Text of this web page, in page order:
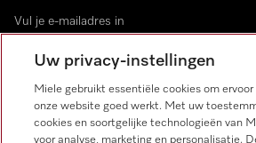
Miele op Instagram
Miele op Facebook
Miele op Youtube
Uw privacy-instellingen
Miele gebruikt essentiële cookies om
onze website goed werkt. Met uw
cookies en soortgelijke technologieën van
voor analyse, marketing en personalisatie.